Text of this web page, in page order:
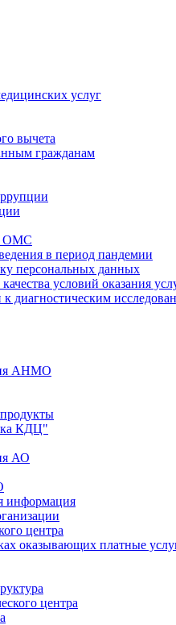
услуг
вычета
гражданам
ОМС
в период пандемии
персональных данных
условий оказания
диагностическим
АНМО
КДЦ"
АО
информация
центра
оказывающих платные
центра